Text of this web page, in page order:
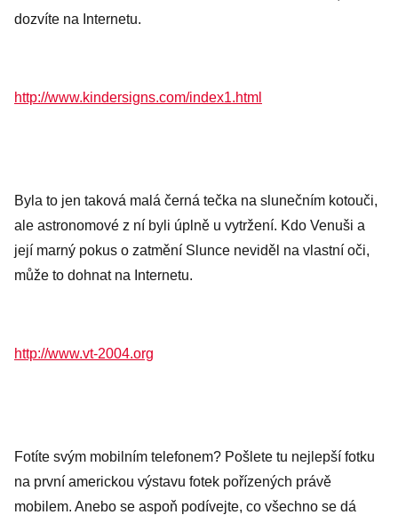
dozvíte na Internetu.
http://www.kindersigns.com/index1.html
Byla to jen taková malá černá tečka na slunečním kotouči,
ale astronomové z ní byli úplně u vytržení. Kdo Venuši a
její marný pokus o zatmění Slunce neviděl na vlastní oči,
může to dohnat na Internetu.
http://www.vt-2004.org
Fotíte svým mobilním telefonem? Pošlete tu nejlepší fotku
na první americkou výstavu fotek pořízených právě
mobilem. Anebo se aspoň podívejte, co všechno se dá